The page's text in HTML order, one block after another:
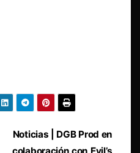
Noticias | DGB Prod en